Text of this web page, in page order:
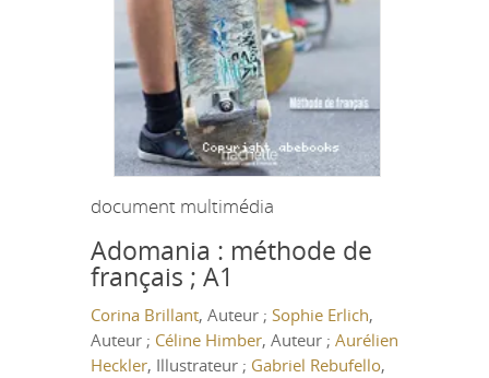
document multimédia
Adomania : méthode de
français ; A1
Corina Brillant, Auteur ; Sophie Erlich,
Auteur ; Céline Himber, Auteur ; Aurélien
Heckler, Illustrateur ; Gabriel Rebufello,